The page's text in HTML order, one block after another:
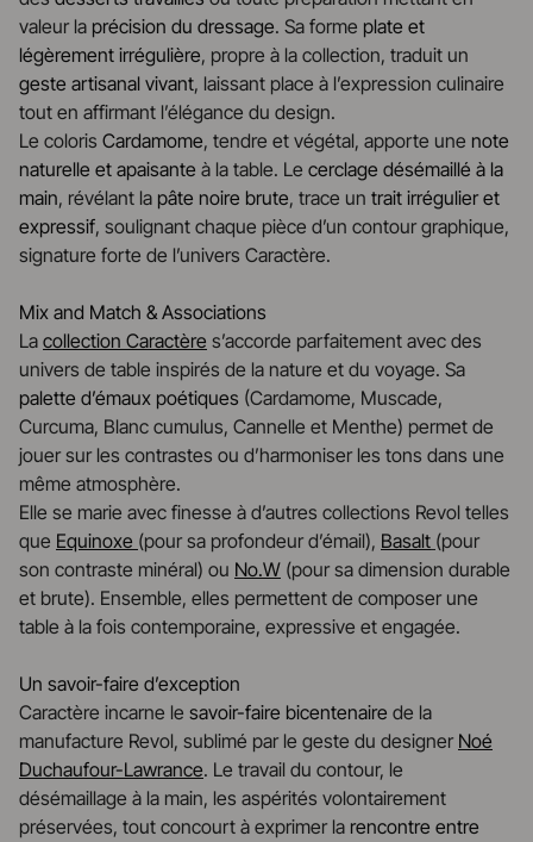
valeur la précision du dressage. Sa forme plate et
légèrement irrégulière, propre à la collection, traduit un
geste artisanal vivant, laissant place à l’expression culinaire
tout en affirmant l’élégance du design.
Le coloris Cardamome, tendre et végétal, apporte une note
naturelle et apaisante à la table. Le cerclage désémaillé à la
main, révélant la pâte noire brute, trace un trait irrégulier et
expressif, soulignant chaque pièce d’un contour graphique,
signature forte de l’univers Caractère.
Mix and Match & Associations
La collection Caractère s’accorde parfaitement avec des
univers de table inspirés de la nature et du voyage. Sa
palette d’émaux poétiques (Cardamome, Muscade,
Curcuma, Blanc cumulus, Cannelle et Menthe) permet de
jouer sur les contrastes ou d’harmoniser les tons dans une
même atmosphère.
Elle se marie avec finesse à d’autres collections Revol telles
que Equinoxe (pour sa profondeur d’émail), Basalt (pour
son contraste minéral) ou No.W (pour sa dimension durable
et brute). Ensemble, elles permettent de composer une
table à la fois contemporaine, expressive et engagée.
Un savoir-faire d’exception
Caractère incarne le savoir-faire bicentenaire de la
manufacture Revol, sublimé par le geste du designer Noé
Duchaufour-Lawrance. Le travail du contour, le
désémaillage à la main, les aspérités volontairement
préservées, tout concourt à exprimer la rencontre entre